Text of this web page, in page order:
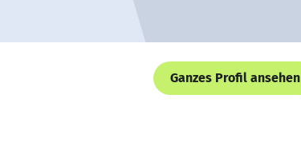
Ganzes Profil ansehen